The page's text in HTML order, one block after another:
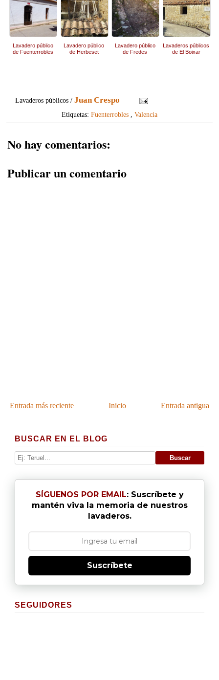
Lavadero público
de Fuenterrobles
Lavadero público
de Herbeset
Lavadero público
de Fredes
Lavaderos públicos
de El Boixar
Lavaderos públicos /Juan Crespo
Etiquetas: Fuenterrobles , Valencia
No hay comentarios:
Publicar un comentario
Entrada más reciente Entrada antigua
Inicio
BUSCAR EN EL BLOG
SÍGUENOS POR EMAIL: Suscríbete y
mantén viva la memoria de nuestros
lavaderos.
Suscríbete
SEGUIDORES